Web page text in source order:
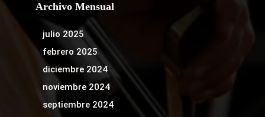
Archivo Mensual
julio 2025
febrero 2025
diciembre 2024
noviembre 2024
septiembre 2024